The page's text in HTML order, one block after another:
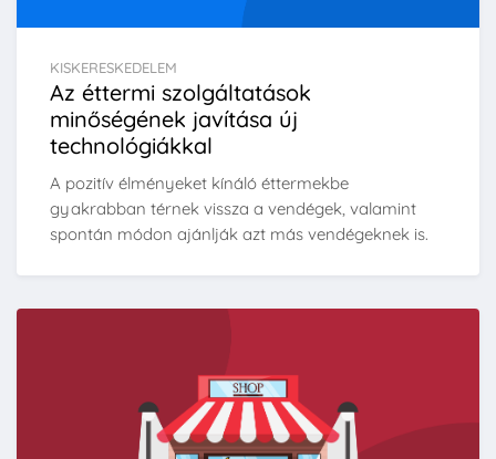
KISKERESKEDELEM
Az éttermi szolgáltatások
minőségének javítása új
technológiákkal
A pozitív élményeket kínáló éttermekbe
gyakrabban térnek vissza a vendégek, valamint
spontán módon ajánlják azt más vendégeknek is.